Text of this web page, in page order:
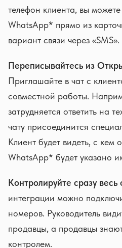
телефон клиента, вы
WhatsApp* прямо из
вариант связи через «SMS».
Переписывайтесь из
Приглашайте в чат с
совместной работы.
затрудняется ответить на
чату присоединится
Клиент будет видеть, с кем
WhatsApp* будет указано
Контролируйте сразу
интеграции можно
номеров. Руководитель
продавцы, а продавцы
контролем.